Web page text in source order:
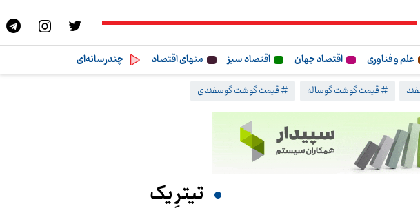
علم و فناوری اقتصاد جهان اقتصاد سبز منهای اقتصاد
چندرسانه‌ای
# قیمت گوشت گوساله # قیمت گوشت گوسفندی
تیترِ یک